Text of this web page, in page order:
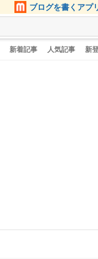
ブログを書くアプ
新着記事 人気記事 新